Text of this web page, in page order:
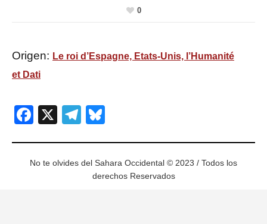
0
Origen: Le roi d’Espagne, Etats-Unis, l’Humanité
et Dati
Facebook
X Telegram
No te olvides del Sahara Occidental © 2023 / Todos los
derechos Reservados